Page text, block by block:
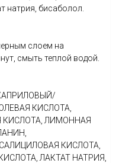
натрия, бисаболол.
слоем на
смыть теплой водой.
КИСЛОТА,
КИСЛОТА, ЛИМОННАЯ
КИСЛОТА,
ЛАКТАТ НАТРИЯ,